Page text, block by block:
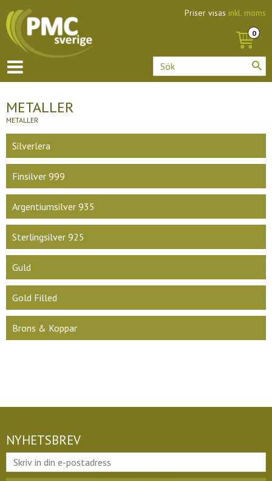
Priser visas inkl. moms
METALLER
METALLER
Silverlera
Finsilver 999
Argentiumsilver 935
Sterlingsilver 925
Guld
Gold Filled
Brons & Koppar
NYHETSBREV